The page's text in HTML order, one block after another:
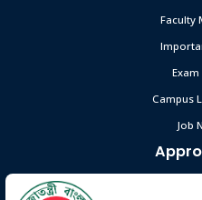
Faculty
Campus
Job